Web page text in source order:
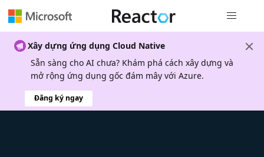
Xây dựng ứng dụng Cloud Native
Sẵn sàng cho AI chưa? Khám phá cách xây dựng và
mở rộng ứng dụng gốc đám mây với Azure.
Đăng ký ngay